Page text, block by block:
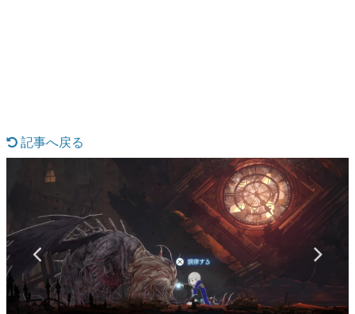
なんでゲームは面白い？
ゲーム開発者・hamatsu氏がゲームの魅力を画面や操作の
具体的な形から解き明かしていく、硬派で骨太な評論連載
です。
ゲームが変えた日本語
「経験値」「裏技」「ラスボス」… ゲームにまつわる言葉
の起源や用法の変遷を、コンピューター文化史研究家・タ
イニーP氏が徹底調査。
カテゴリ
記事へ戻る